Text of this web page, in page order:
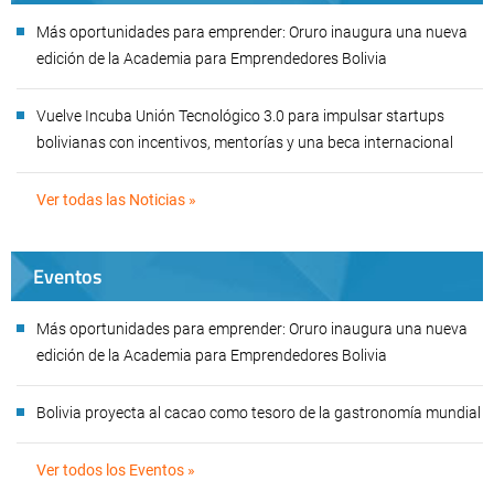
Más oportunidades para emprender: Oruro inaugura una nueva
edición de la Academia para Emprendedores Bolivia
Vuelve Incuba Unión Tecnológico 3.0 para impulsar startups
bolivianas con incentivos, mentorías y una beca internacional
Ver todas las Noticias »
Eventos
Más oportunidades para emprender: Oruro inaugura una nueva
edición de la Academia para Emprendedores Bolivia
Bolivia proyecta al cacao como tesoro de la gastronomía mundial
Ver todos los Eventos »